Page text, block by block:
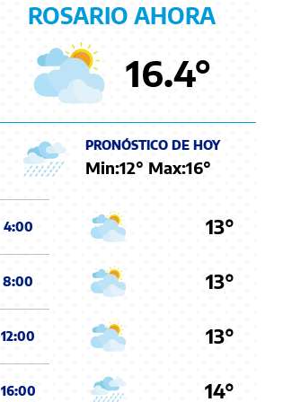
ROSARIO AHORA
16.4°
PRONÓSTICO DE HOY
Min:12° Max:16°
4:00 13°
8:00 13°
12:00 13°
16:00 14°